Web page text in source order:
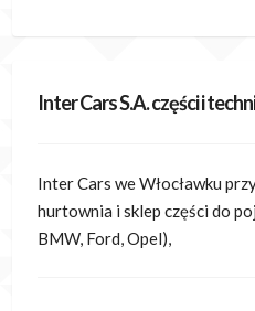
Inter Cars S.A. części i
Inter Cars we Włocławku
hurtownia i sklep części do
BMW, Ford, Opel),